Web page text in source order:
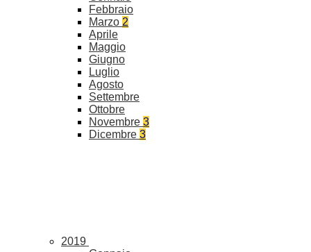
Febbraio
Marzo 2
Aprile
Maggio
Giugno
Luglio
Agosto
Settembre
Ottobre
Novembre 3
Dicembre 3
2019